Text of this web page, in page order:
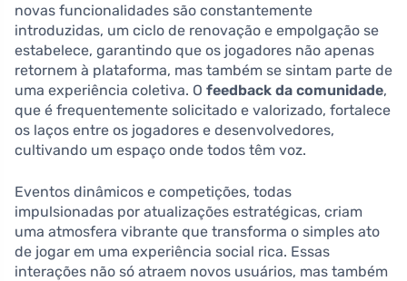
novas funcionalidades são constantemente
introduzidas, um ciclo de renovação e empolgação se
estabelece, garantindo que os jogadores não apenas
retornem à plataforma, mas também se sintam parte de
uma experiência coletiva. O feedback da comunidade,
que é frequentemente solicitado e valorizado, fortalece
os laços entre os jogadores e desenvolvedores,
cultivando um espaço onde todos têm voz.
Eventos dinâmicos e competições, todas
impulsionadas por atualizações estratégicas, criam
uma atmosfera vibrante que transforma o simples ato
de jogar em uma experiência social rica. Essas
interações não só atraem novos usuários, mas também